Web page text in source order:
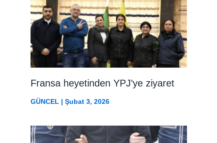
Fransa heyetinden YPJ’ye ziyaret
GÜNCEL | Şubat 3, 2026